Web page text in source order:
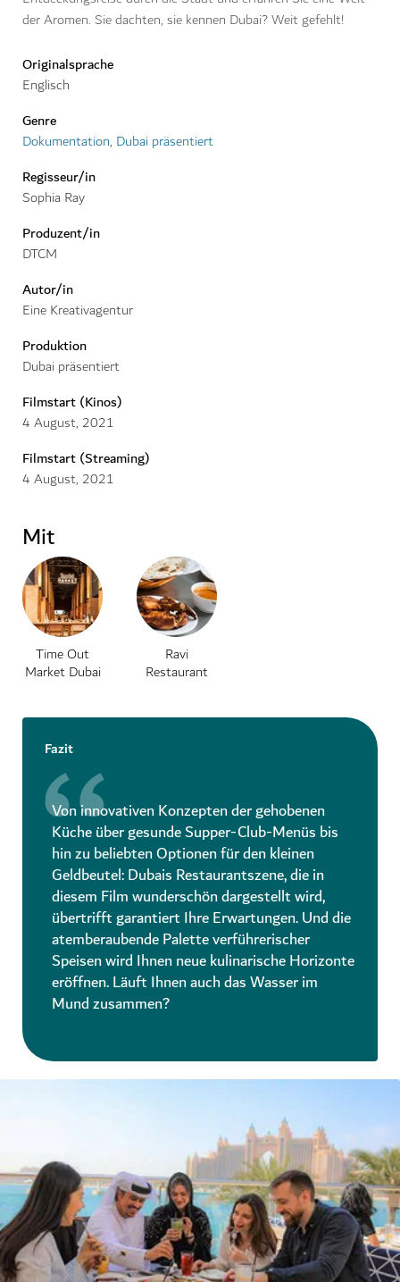
der Aromen. Sie dachten, sie kennen Dubai? Weit gefehlt!
Originalsprache
Englisch
Genre
Dokumentation, Dubai präsentiert
Regisseur/in
Sophia Ray
Produzent/in
DTCM
Autor/in
Eine Kreativagentur
Produktion
Dubai präsentiert
Filmstart (Kinos)
4 August, 2021
Filmstart (Streaming)
4 August, 2021
Mit
Time Out
Market Dubai
Ravi
Restaurant
Fazit
Von innovativen Konzepten der gehobenen
Küche über gesunde Supper-Club-Menüs bis
hin zu beliebten Optionen für den kleinen
Geldbeutel: Dubais Restaurantszene, die in
diesem Film wunderschön dargestellt wird,
übertrifft garantiert Ihre Erwartungen. Und die
atemberaubende Palette verführerischer
Speisen wird Ihnen neue kulinarische Horizonte
eröffnen. Läuft Ihnen auch das Wasser im
Mund zusammen?